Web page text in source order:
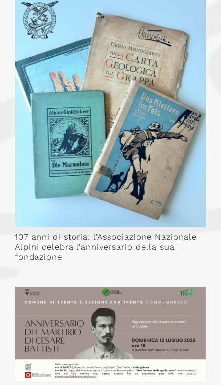
107 anni di storia: l’Associazione Nazionale
Alpini celebra l’anniversario della sua
fondazione